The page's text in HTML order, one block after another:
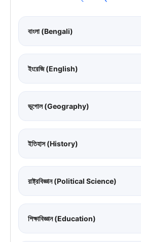
বাংলা (Bengali)
ইংরেজি (English)
ভূগোল (Geography)
ইতিহাস (History)
রাষ্ট্রবিজ্ঞান (Political Science)
শিক্ষাবিজ্ঞান (Education)